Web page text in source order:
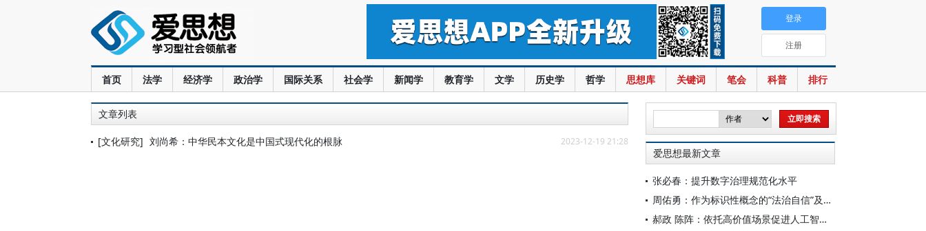
首页 法学 经济学 政治学 国际关系 社会学 新闻学 教育学 文学 历史学 哲学 思想库 关键词 笔会 科普 排行
登录
注册
文章列表
[文化研究] 刘尚希：中华民本文化是中国式现代化的根脉 2023-12-19 21:28
爱思想最新文章
张必春：提升数字治理规范化水平
周佑勇：作为标识性概念的“法治自信”及其时代意蕴
郝政 陈阵：依托高价值场景促进人工智能高质量数据集建设